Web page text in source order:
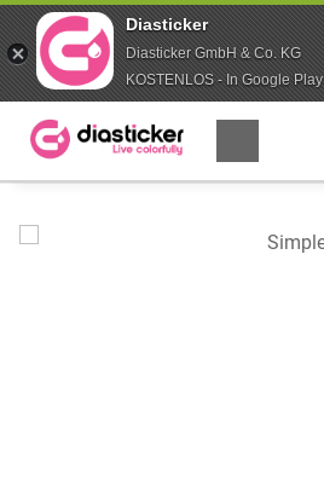
Diasticker
Diasticker GmbH & Co. KG
KOSTENLOS - In Google Play